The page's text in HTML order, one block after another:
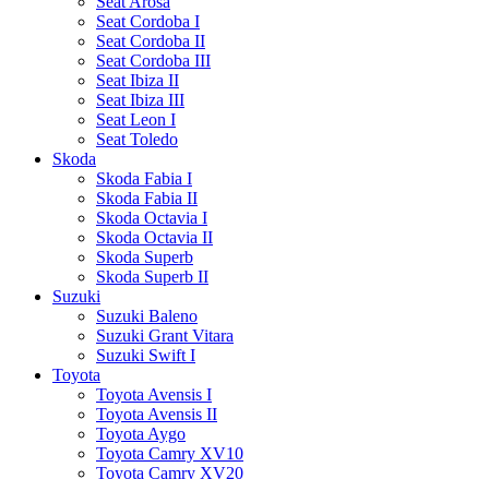
Seat Cordoba I
Seat Cordoba II
Seat Cordoba III
Seat Ibiza II
Seat Ibiza III
Seat Leon I
Seat Toledo
Skoda
Skoda Fabia I
Skoda Fabia II
Skoda Octavia I
Skoda Octavia II
Skoda Superb
Skoda Superb II
Suzuki
Suzuki Baleno
Suzuki Grant Vitara
Suzuki Swift I
Toyota
Toyota Avensis I
Toyota Avensis II
Toyota Aygo
Toyota Camry XV10
Toyota Camry XV20